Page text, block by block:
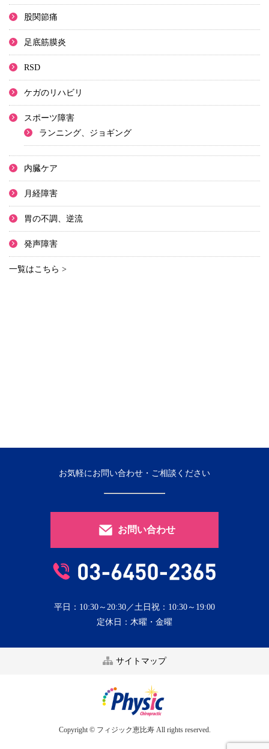
股関節痛
足底筋膜炎
RSD
ケガのリハビリ
スポーツ障害
ランニング、ジョギング
内臓ケア
月経障害
胃の不調、逆流
発声障害
一覧はこちら >
お気軽にお問い合わせ・ご相談ください
お問い合わせ
平日：10:30～20:30／土日祝：10:30～19:00
定休日：木曜・金曜
サイトマップ
Copyright © フィジック恵比寿 All rights reserved.